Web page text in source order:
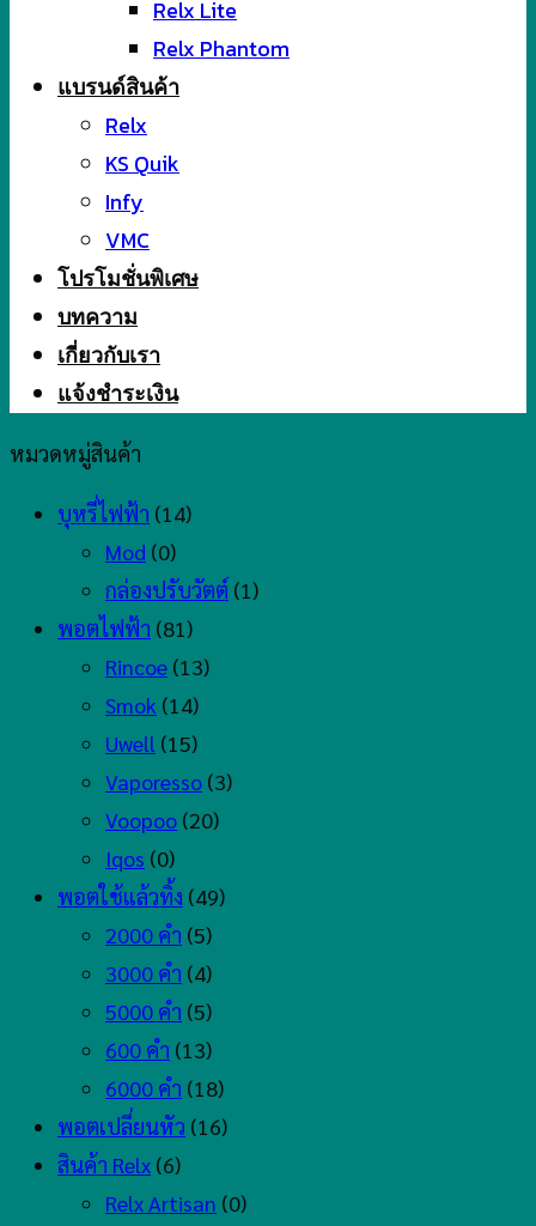
Relx Lite
Relx Phantom
แบรนด์สินค้า
Relx
KS Quik
Infy
VMC
โปรโมชั่นพิเศษ
บทความ
เกี่ยวกับเรา
แจ้งชำระเงิน
หมวดหมู่สินค้า
บุหรี่ไฟฟ้า (14)
Mod (0)
กล่องปรับวัตต์ (1)
พอตไฟฟ้า (81)
Rincoe (13)
Smok (14)
Uwell (15)
Vaporesso (3)
Voopoo (20)
Iqos (0)
พอตใช้แล้วทิ้ง (49)
2000 คำ (5)
3000 คำ (4)
5000 คำ (5)
600 คำ (13)
6000 คำ (18)
พอตเปลี่ยนหัว (16)
สินค้า Relx (6)
Relx Artisan (0)